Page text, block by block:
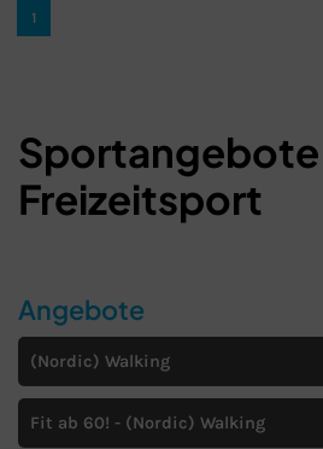
1
Sportangebote
Freizeitsport
Angebote
(Nordic) Walking
Fit ab 60! - (Nordic) Walking